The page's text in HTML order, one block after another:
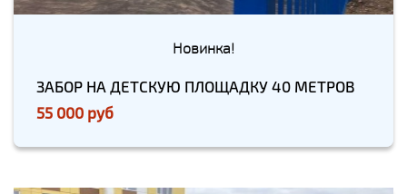
Новинка!
ЗАБОР НА ДЕТСКУЮ ПЛОЩАДКУ 40 МЕТРОВ
55 000 руб